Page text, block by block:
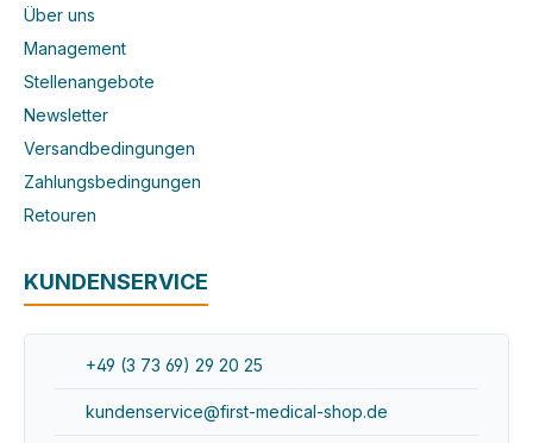
Über uns
Management
Stellenangebote
Newsletter
Versandbedingungen
Zahlungsbedingungen
Retouren
KUNDENSERVICE
+49 (3 73 69) 29 20 25
kundenservice@first-medical-shop.de